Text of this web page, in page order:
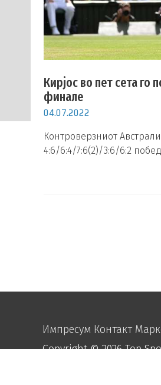
Кирјос во пет сета
финале
04.07.2022
Контроверзниот
4:6/6:4/7:6(2)/3:6/6:2
Импресум Контакт
Copyright © 2026Top